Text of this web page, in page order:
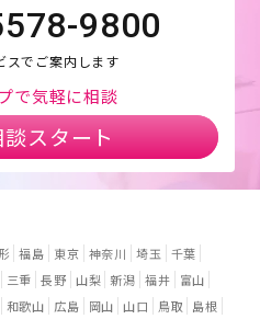
9800
スでご案内します
で気軽に相談
スタート
福島 東京 神奈川 埼玉
千葉
三重 長野 山梨 新潟 福井
富山
和歌山 広島 岡山 山口 鳥取
島根